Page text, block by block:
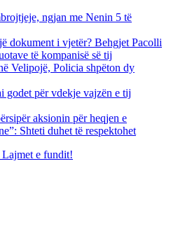
ngjan me Nenin 5 të
dokument i vjetër? Behgjet Pacolli
të kompanisë së tij
Velipojë, Policia shpëton dy
godet për vdekje vajzën e tij
aksionin për heqjen e
Shteti duhet të respektohet